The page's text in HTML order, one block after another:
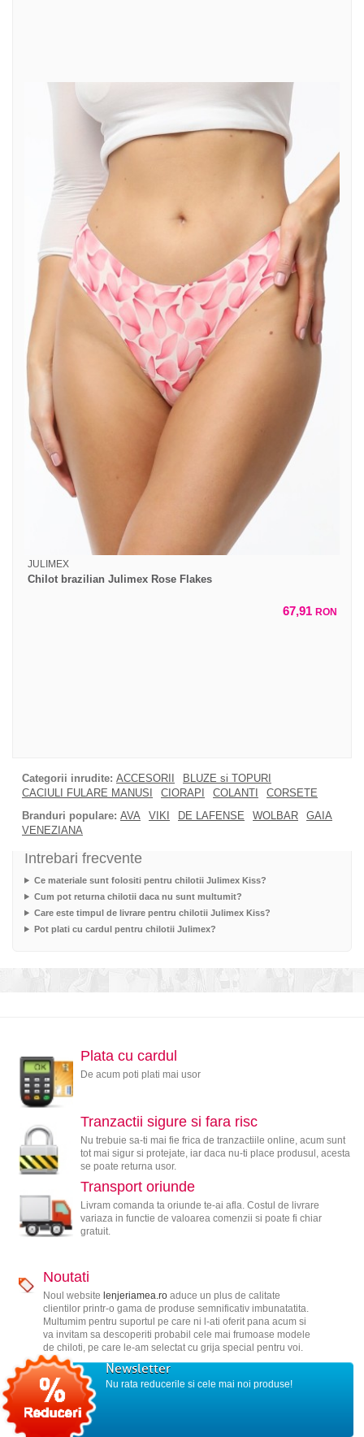
JULIMEX
Chilot brazilian Julimex Rose Flakes
67,91 RON
Categorii inrudite: ACCESORII
BLUZE si TOPURI
CACIULI FULARE MANUSI
CIORAPI COLANTI
CORSETE
Branduri populare: AVA VIKI DE LAFENSE WOLBAR
GAIA
VENEZIANA
Intrebari frecvente
Ce materiale sunt folositi pentru chilotii Julimex Kiss?
Cum pot returna chilotii daca nu sunt multumit?
Care este timpul de livrare pentru chilotii Julimex Kiss?
Pot plati cu cardul pentru chilotii Julimex?
Plata cu cardul
De acum poti plati mai usor
Tranzactii sigure si fara risc
Nu trebuie sa-ti mai fie frica de tranzactiile online, acum sunt
tot mai sigur si protejate, iar daca nu-ti place produsul, acesta
se poate returna usor.
Transport oriunde
Livram comanda ta oriunde te-ai afla. Costul de livrare
variaza in functie de valoarea comenzii si poate fi chiar
gratuit.
Noutati
Noul website lenjeriamea.roaduce un plus de calitate
clientilor printr-o gama de produse semnificativ imbunatatita.
Multumim pentru suportul pe care ni l-ati oferit pana acum si
va invitam sa descoperiti probabil cele mai frumoase modele
de chiloti, pe care le-am selectat cu grija special pentru voi.
Newsletter
Nu rata reducerile si cele mai noi produse!